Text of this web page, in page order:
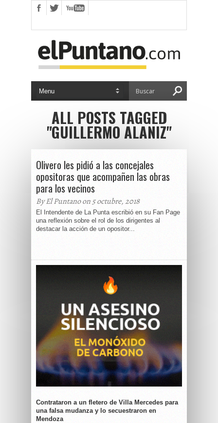
ALL POSTS TAGGED
"GUILLERMO ALANIZ"
Olivero les pidió a las concejales
opositoras que acompañen las obras
para los vecinos
By El Puntano on 5 octubre, 2018
El Intendente de La Punta escribió en su Fan Page
una reflexión sobre el rol de los dirigentes al
destacar la acción de un opositor...
Contrataron a un fletero de Villa Mercedes para
una falsa mudanza y lo secuestraron en
Mendoza